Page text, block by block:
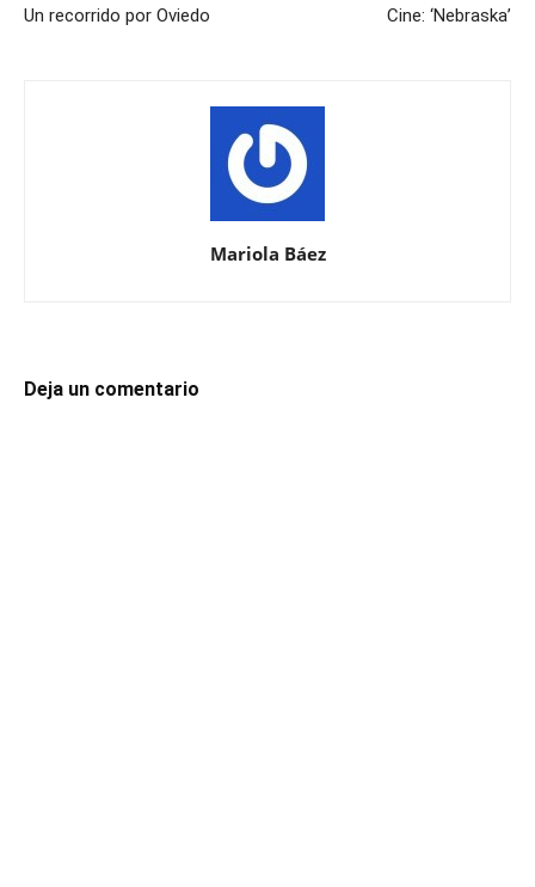
Un recorrido por Oviedo Cine: ‘Nebraska’
Mariola Báez
Deja un comentario